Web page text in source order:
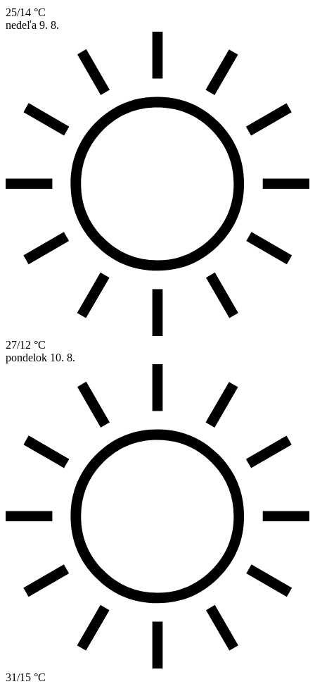
25/14 °C
nedeľa 9. 8.
27/12 °C
pondelok 10. 8.
31/15 °C